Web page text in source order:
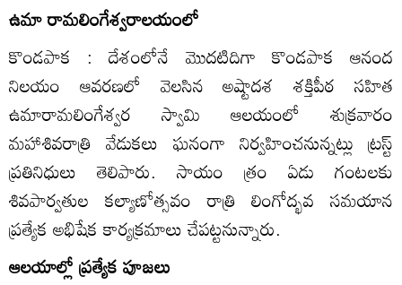
ఉమా రామలింగేశ్వరాలయంలో
కొండపాక : దేశంలోనే మొదటిదిగా కొండపాక ఆనంద
నిలయం ఆవరణలో వెలసిన అష్టాదశ శక్తిపీఠ సహిత
ఉమారామలింగేశ్వర స్వామి ఆలయంలో శుక్రవారం
మహాశివరాత్రి వేడుకలు ఘనంగా నిర్వహించనున్నట్లు ట్రస్ట్‌
ప్రతినిధులు తెలిపారు. సాయం త్రం ఏడు గంటలకు
శివపార్వతుల కల్యాణోత్సవం రాత్రి లింగోద్భవ సమయాన
ప్రత్యేక అభిషేక కార్యక్రమాలు చేపట్టనున్నారు.
ఆలయాల్లో ప్రత్యేక పూజలు